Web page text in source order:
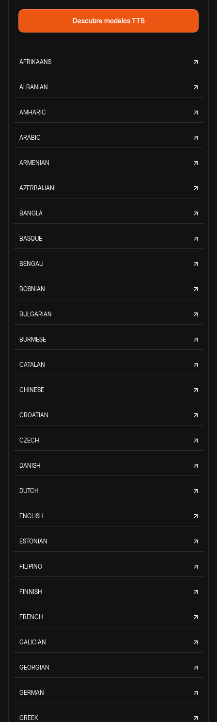
Descubre modelos TTS
AFRIKAANS
ALBANIAN
AMHARIC
ARABIC
ARMENIAN
AZERBAIJANI
BANGLA
BASQUE
BENGALI
BOSNIAN
BULGARIAN
BURMESE
CATALAN
CHINESE
CROATIAN
CZECH
DANISH
DUTCH
ENGLISH
ESTONIAN
FILIPINO
FINNISH
FRENCH
GALICIAN
GEORGIAN
GERMAN
GREEK